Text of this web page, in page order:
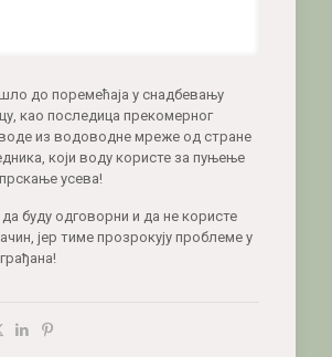
до поремећаја у снадбевању
као последица прекомерног
из водоводне мреже од стране
који воду користе за пуњење
усева!
буду одговорни и да не користе
јер тиме прозрокују проблеме у